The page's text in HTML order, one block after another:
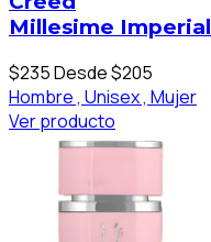
Millesime Imperial
$235Desde $205
Hombre , Unisex , Mujer
Ver producto